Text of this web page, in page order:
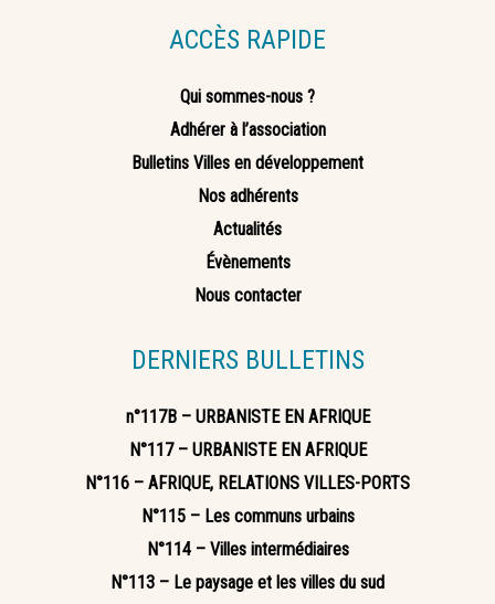
ACCÈS RAPIDE
Qui sommes-nous ?
Adhérer à l’association
Bulletins Villes en développement
Nos adhérents
Actualités
Évènements
Nous contacter
DERNIERS BULLETINS
n°117B – URBANISTE EN AFRIQUE
N°117 – URBANISTE EN AFRIQUE
N°116 – AFRIQUE, RELATIONS VILLES-PORTS
N°115 – Les communs urbains
N°114 – Villes intermédiaires
N°113 – Le paysage et les villes du sud